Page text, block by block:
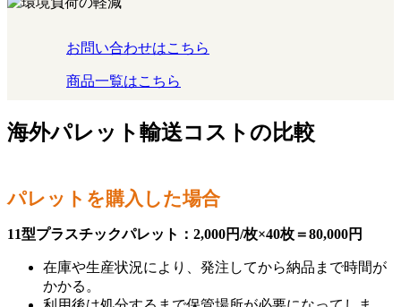
お問い合わせはこちら
商品一覧はこちら
海外パレット輸送コストの比較
パレットを購入した場合
11型プラスチックパレット：2,000円/枚×40枚＝80,000円
在庫や生産状況により、発注してから納品まで時間が
かかる。